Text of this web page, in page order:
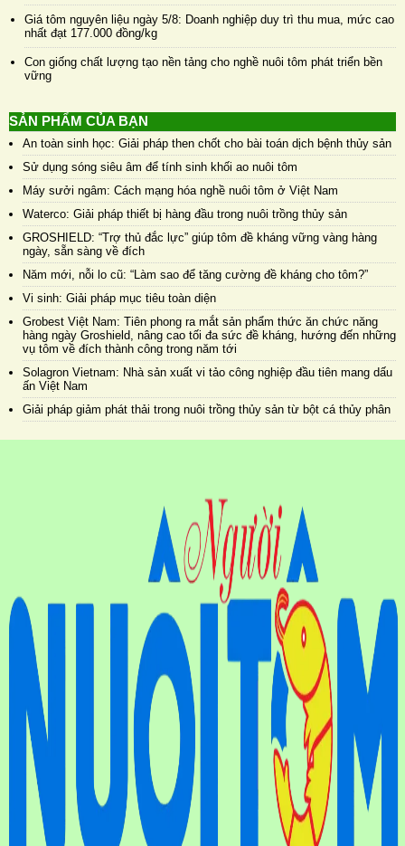
Giá tôm nguyên liệu ngày 5/8: Doanh nghiệp duy trì thu mua, mức cao
nhất đạt 177.000 đồng/kg
Con giống chất lượng tạo nền tảng cho nghề nuôi tôm phát triển bền
vững
SẢN PHẨM CỦA BẠN
An toàn sinh học: Giải pháp then chốt cho bài toán dịch bệnh thủy sản
Sử dụng sóng siêu âm để tính sinh khối ao nuôi tôm
Máy sưởi ngâm: Cách mạng hóa nghề nuôi tôm ở Việt Nam
Waterco: Giải pháp thiết bị hàng đầu trong nuôi trồng thủy sản
GROSHIELD: “Trợ thủ đắc lực” giúp tôm đề kháng vững vàng hàng
ngày, sẵn sàng về đích
Năm mới, nỗi lo cũ: “Làm sao để tăng cường đề kháng cho tôm?”
Vi sinh: Giải pháp mục tiêu toàn diện
Grobest Việt Nam: Tiên phong ra mắt sản phẩm thức ăn chức năng
hàng ngày Groshield, nâng cao tối đa sức đề kháng, hướng đến những
vụ tôm về đích thành công trong năm tới
Solagron Vietnam: Nhà sản xuất vi tảo công nghiệp đầu tiên mang dấu
ấn Việt Nam
Giải pháp giảm phát thải trong nuôi trồng thủy sản từ bột cá thủy phân